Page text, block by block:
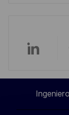
a
través